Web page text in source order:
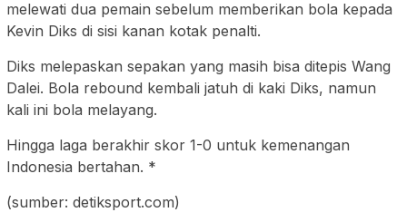
melewati dua pemain sebelum memberikan bola kepada
Kevin Diks di sisi kanan kotak penalti.
Diks melepaskan sepakan yang masih bisa ditepis Wang
Dalei. Bola rebound kembali jatuh di kaki Diks, namun
kali ini bola melayang.
Hingga laga berakhir skor 1-0 untuk kemenangan
Indonesia bertahan. *
(sumber: detiksport.com)